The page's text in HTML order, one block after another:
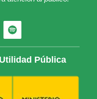
Pública